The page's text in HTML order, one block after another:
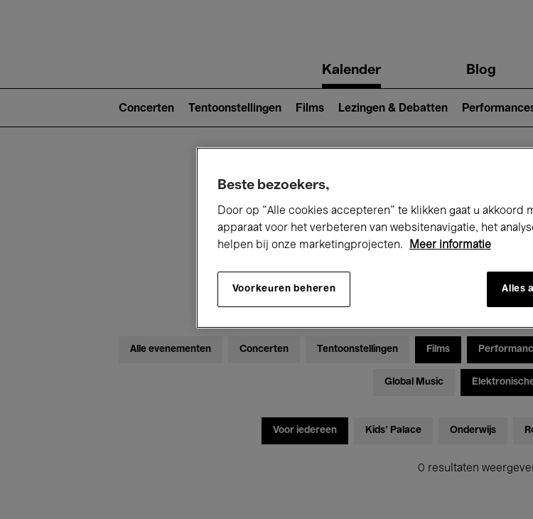
navigationKalender Blog
2)
Concerten Tentoonstellingen Films Lezingen & Debatten
Nu bij
Vrijdag 06 - Zaterdag 14
Alle evenementen Concerten Tentoonstellingen Films
Global Music
Voor iedereen Kids’ Palace Onderwijs
0 resultaten
Beste bezoekers,
Door op “Alle cookies accepteren” te klikken gaat u akkoord
apparaat voor het verbeteren van websitenavigatie, het
helpen bij onze marketingprojecten.
Meer informatie
Voorkeuren beheren Alles